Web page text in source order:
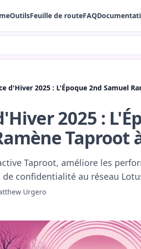
OutilsFeuille de routeFAQ
d'Hiver 2025 : L'Époque 2nd Samuel
2025 :
Taproot
Taproot, améliore les
confidentialité au réseau
Urgero